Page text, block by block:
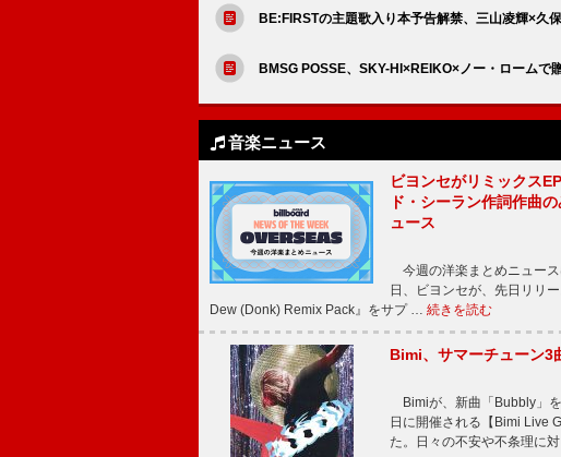
BE:FIRSTの主題歌入り本予告解禁、三山凌輝×久
BMSG POSSE、SKY-HI×REIKO×ノー・ローム
音楽ニュース
ビヨンセがリミックス
ド・シーラン作詞作曲
ュース
今週の洋楽まとめニュー
日、ビヨンセが、先日リリ
Dew (Donk) Remix Pack』をサプ … 続きを読む
Bimi、サマーチューン
Bimiが、新曲「Bubbly」
日に開催される【Bimi Live
た。日々の不安や不条理に